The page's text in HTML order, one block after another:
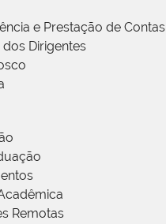
e Prestação de Contas
Dirigentes
Remotas